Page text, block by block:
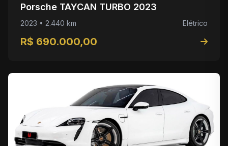
Porsche TAYCAN TURBO 2023
2023 • 2.440 km Elétrico
R$ 690.000,00